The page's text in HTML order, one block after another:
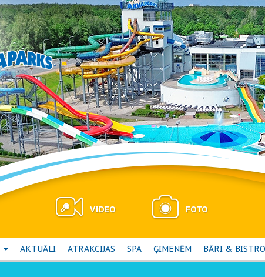
VIDEO FOTO
AKTUĀLI ATRAKCIJAS SPA ĢIMENĒM BĀRI & BISTRO
💦